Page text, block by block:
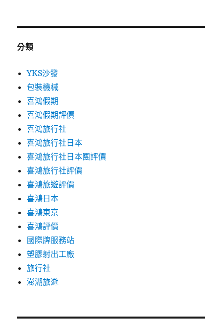
分類
YKS沙發
包裝機械
喜鴻假期
喜鴻假期評價
喜鴻旅行社
喜鴻旅行社日本
喜鴻旅行社日本團評價
喜鴻旅行社評價
喜鴻旅遊評價
喜鴻日本
喜鴻東京
喜鴻評價
國際牌服務站
塑膠射出工廠
旅行社
澎湖旅遊